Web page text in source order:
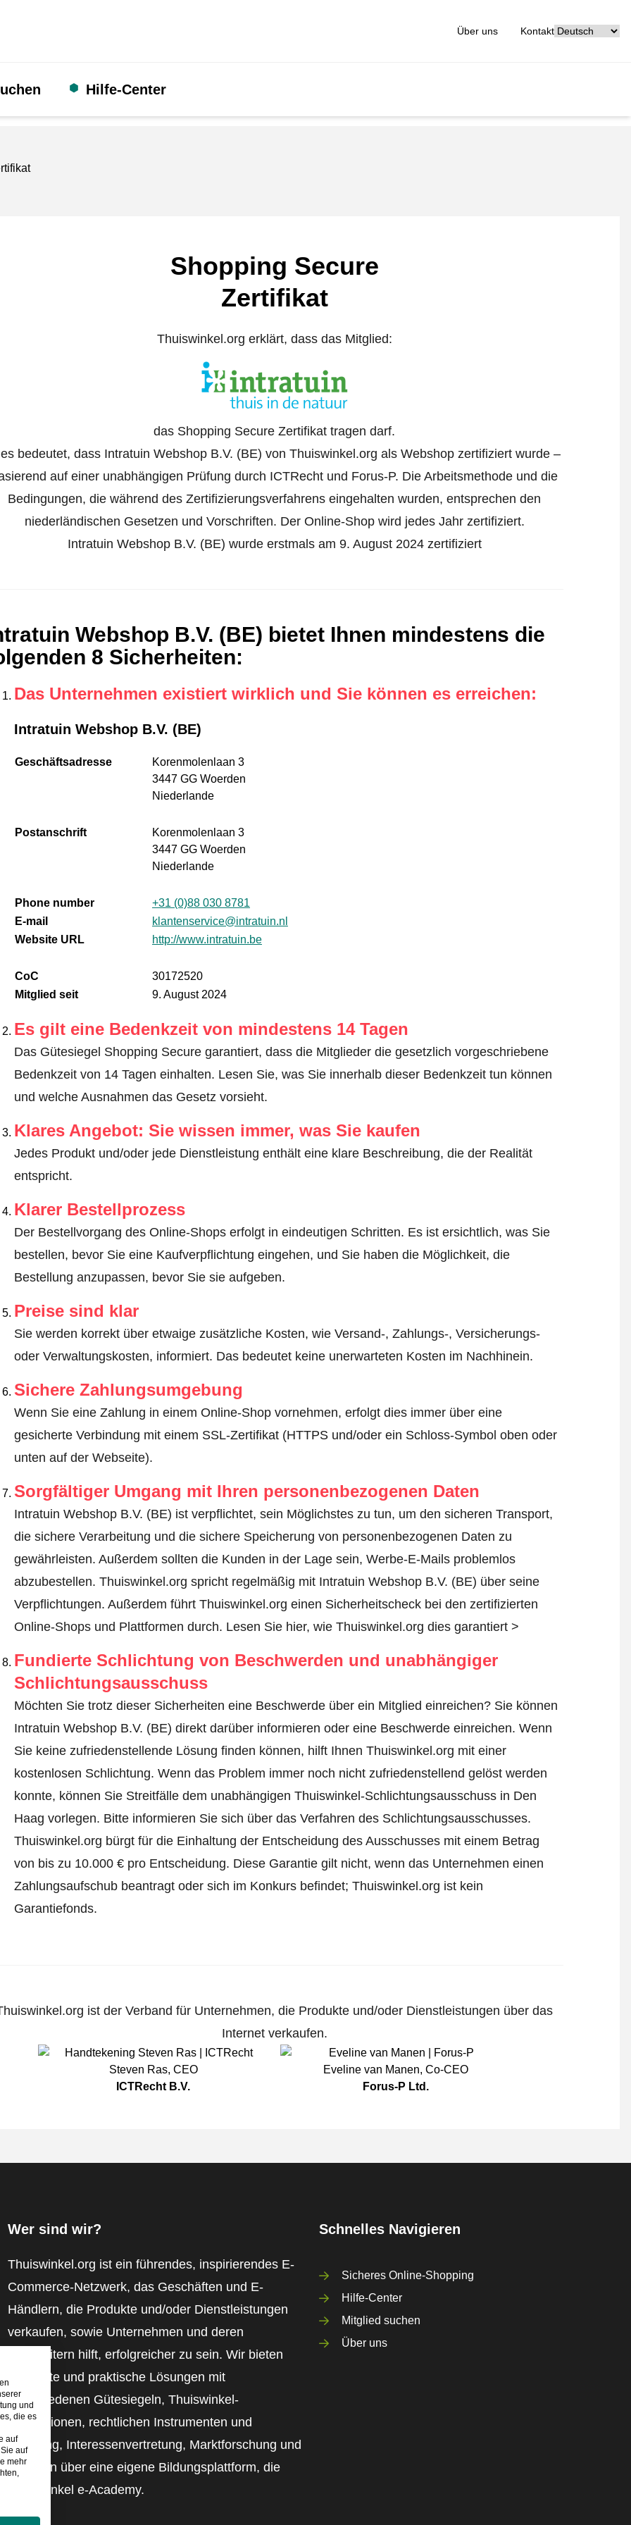
Über uns Kontakt
Hilfe-Center
Shopping Secure
Zertifikat
Thuiswinkel.org erklärt, dass das Mitglied:
das Shopping Secure Zertifikat tragen darf.
bedeutet, dass Intratuin Webshop B.V. (BE) von Thuiswinkel.org als Webshop zertifiziert wurde –
auf einer unabhängigen Prüfung durch ICTRecht und Forus-P. Die Arbeitsmethode und die
Bedingungen, die während des Zertifizierungsverfahrens eingehalten wurden, entsprechen den
niederländischen Gesetzen und Vorschriften. Der Online-Shop wird jedes Jahr zertifiziert.
Intratuin Webshop B.V. (BE) wurde erstmals am 9. August 2024 zertifiziert
Webshop B.V. (BE) bietet Ihnen mindestens die
8 Sicherheiten:
Das Unternehmen existiert wirklich und Sie können es erreichen:
Intratuin Webshop B.V. (BE)
Geschäftsadresse
Korenmolenlaan 3
3447 GG Woerden
Niederlande
Postanschrift
Korenmolenlaan 3
3447 GG Woerden
Niederlande
Phone number
+31 (0)88 030 8781
E-mail
klantenservice@intratuin.nl
Website URL
http://www.intratuin.be
CoC
30172520
Mitglied seit
9. August 2024
Es gilt eine Bedenkzeit von mindestens 14 Tagen
Das Gütesiegel Shopping Secure garantiert, dass die Mitglieder die gesetzlich vorgeschriebene
Bedenkzeit von 14 Tagen einhalten. Lesen Sie, was Sie innerhalb dieser Bedenkzeit tun können
und welche Ausnahmen das Gesetz vorsieht.
Klares Angebot: Sie wissen immer, was Sie kaufen
Jedes Produkt und/oder jede Dienstleistung enthält eine klare Beschreibung, die der Realität
entspricht.
Klarer Bestellprozess
Der Bestellvorgang des Online-Shops erfolgt in eindeutigen Schritten. Es ist ersichtlich, was Sie
bestellen, bevor Sie eine Kaufverpflichtung eingehen, und Sie haben die Möglichkeit, die
Bestellung anzupassen, bevor Sie sie aufgeben.
Preise sind klar
Sie werden korrekt über etwaige zusätzliche Kosten, wie Versand-, Zahlungs-, Versicherungs-
oder Verwaltungskosten, informiert. Das bedeutet keine unerwarteten Kosten im Nachhinein.
Sichere Zahlungsumgebung
Wenn Sie eine Zahlung in einem Online-Shop vornehmen, erfolgt dies immer über eine
gesicherte Verbindung mit einem SSL-Zertifikat (HTTPS und/oder ein Schloss-Symbol oben oder
unten auf der Webseite).
Sorgfältiger Umgang mit Ihren personenbezogenen Daten
Intratuin Webshop B.V. (BE) ist verpflichtet, sein Möglichstes zu tun, um den sicheren Transport,
die sichere Verarbeitung und die sichere Speicherung von personenbezogenen Daten zu
gewährleisten. Außerdem sollten die Kunden in der Lage sein, Werbe-E-Mails problemlos
abzubestellen. Thuiswinkel.org spricht regelmäßig mit Intratuin Webshop B.V. (BE) über seine
Verpflichtungen. Außerdem führt Thuiswinkel.org einen Sicherheitscheck bei den zertifizierten
Online-Shops und Plattformen durch. Lesen Sie hier, wie Thuiswinkel.org dies garantiert >
Fundierte Schlichtung von Beschwerden und unabhängiger
Schlichtungsausschuss
Möchten Sie trotz dieser Sicherheiten eine Beschwerde über ein Mitglied einreichen? Sie können
Intratuin Webshop B.V. (BE) direkt darüber informieren oder eine Beschwerde einreichen. Wenn
Sie keine zufriedenstellende Lösung finden können, hilft Ihnen Thuiswinkel.org mit einer
kostenlosen Schlichtung. Wenn das Problem immer noch nicht zufriedenstellend gelöst werden
konnte, können Sie Streitfälle dem unabhängigen Thuiswinkel-Schlichtungsausschuss in Den
Haag vorlegen. Bitte informieren Sie sich über das Verfahren des Schlichtungsausschusses.
Thuiswinkel.org bürgt für die Einhaltung der Entscheidung des Ausschusses mit einem Betrag
von bis zu 10.000 € pro Entscheidung. Diese Garantie gilt nicht, wenn das Unternehmen einen
Zahlungsaufschub beantragt oder sich im Konkurs befindet; Thuiswinkel.org ist kein
Garantiefonds.
ist der Verband für Unternehmen, die Produkte und/oder Dienstleistungen über das
Internet verkaufen.
Steven Ras, CEO
ICTRecht B.V.
Eveline van Manen, Co-CEO
Forus-P Ltd.
Wer sind wir?
Thuiswinkel.org ist ein führendes, inspirierendes E-
Commerce-Netzwerk, das Geschäften und E-
Händlern, die Produkte und/oder Dienstleistungen
verkaufen, sowie Unternehmen und deren
Mitarbeitern hilft, erfolgreicher zu sein. Wir bieten
relevante und praktische Lösungen mit
verschiedenen Gütesiegeln, Thuiswinkel-
Rezensionen, rechtlichen Instrumenten und
Beratung, Interessenvertretung, Marktforschung und
verfügen über eine eigene Bildungsplattform, die
Thuiswinkel e-Academy.
Schnelles Navigieren
Sicheres Online-Shopping
Hilfe-Center
Mitglied suchen
Über uns
und
die es
auf
auf
mehr